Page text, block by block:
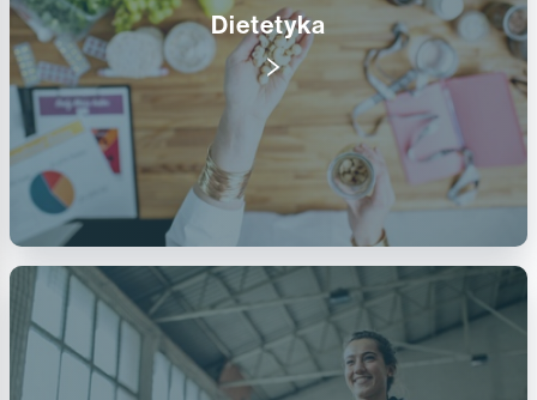
Dietetyka